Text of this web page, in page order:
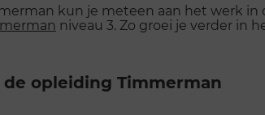
kun je meteen aan het werk
niveau 3. Zo groei je verder in
opleiding Timmerman